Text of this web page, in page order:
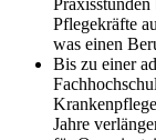
Pflegekräfte
was einen
Bis zu einer
Jahre